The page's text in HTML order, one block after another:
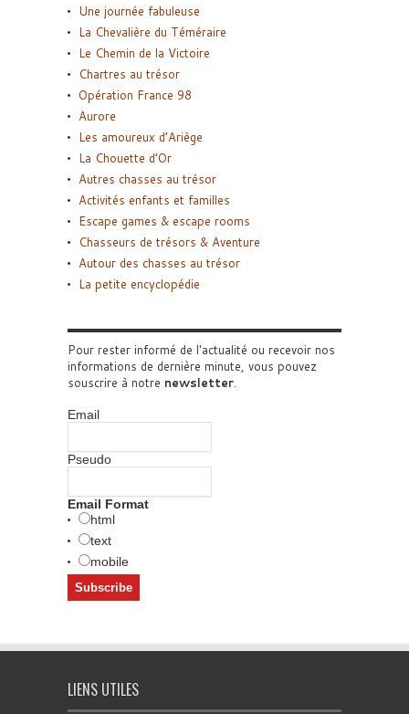
Une journée fabuleuse
La Chevalière du Téméraire
Le Chemin de la Victoire
Chartres au trésor
Opération France 98
Aurore
Les amoureux d’Ariège
La Chouette d’Or
Autres chasses au trésor
Activités enfants et familles
Escape games & escape rooms
Chasseurs de trésors & Aventure
Autour des chasses au trésor
La petite encyclopédie
Pour rester informé de l'actualité ou recevoir nos
informations de dernière minute, vous pouvez
souscrire à notre newsletter.
Email
Pseudo
Email Format
html
text
mobile
LIENS UTILES